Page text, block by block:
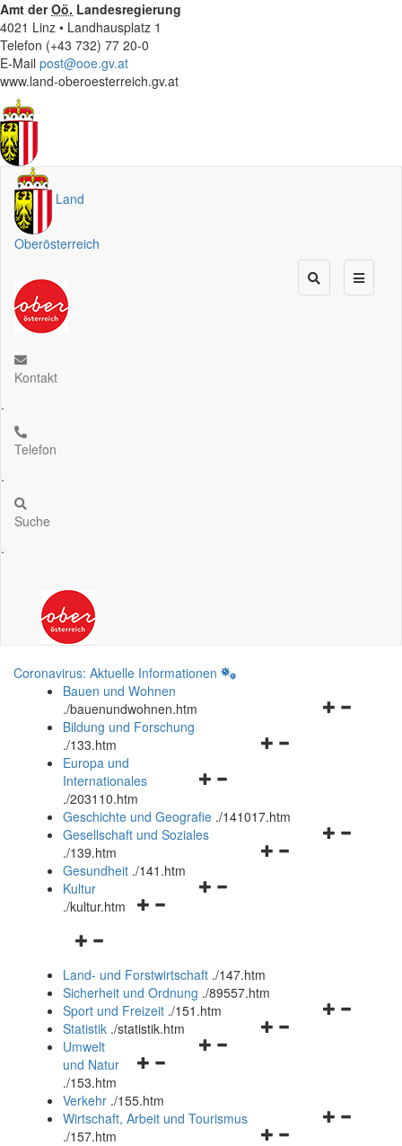
Amt derOö. Landesregierung
4021 Linz • Landhausplatz 1
Telefon (+43 732) 77 20-0
E-Mail post@ooe.gv.at
www.land-oberoesterreich.gv.at
Land
Oberösterreich
Kontakt
.
Telefon
.
Suche
.
Coronavirus: Aktuelle Informationen
Bauen und Wohnen
./bauenundwohnen.htm
Navigationsmenü
Bildung und Forschung
./133.htm
Navigationsmenü
und
schließen
Europa und
Internationales
./203110.htm
Geschichte und Geografie ./141017.htm
Navigationsmenü
Gesellschaft und Soziales
./139.htm
Navigationsmenü
Gesundheit ./141.htm
Navigationsmenü
Kultur
./kultur.htm
Navigationsmenü
und
schließen
Land- und Forstwirtschaft ./147.htm
Sicherheit und Ordnung ./89557.htm
Navigationsmenü
Sport und Freizeit ./151.htm
Navigationsmenü
Statistik ./statistik.htm
Navigationsmenü
und
schließen
Umwelt
und Natur
./153.htm
Verkehr ./155.htm
Navigationsmenü
Wirtschaft, Arbeit und Tourismus
./157.htm